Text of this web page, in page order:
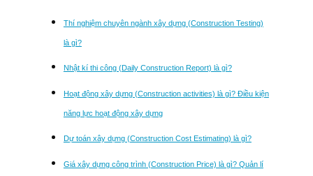
Thí nghiệm chuyên ngành xây dựng (Construction Testing)
là gì?
Nhật kí thi công (Daily Construction Report) là gì?
Hoạt động xây dựng (Construction activities) là gì? Điều kiện
năng lực hoạt động xây dựng
Dự toán xây dựng (Construction Cost Estimating) là gì?
Giá xây dựng công trình (Construction Price) là gì? Quản lí